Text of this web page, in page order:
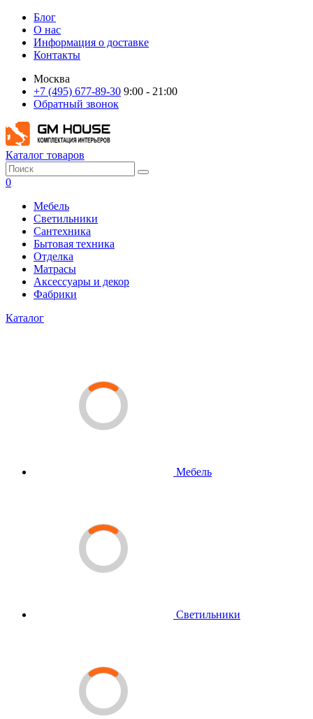
Блог
О нас
Информация о доставке
Контакты
Москва
+7 (495) 677-89-30 9:00 - 21:00
Обратный звонок
Каталог товаров
0
Мебель
Светильники
Сантехника
Бытовая техника
Отделка
Матрасы
Аксессуары и декор
Фабрики
Каталог
Мебель
Светильники